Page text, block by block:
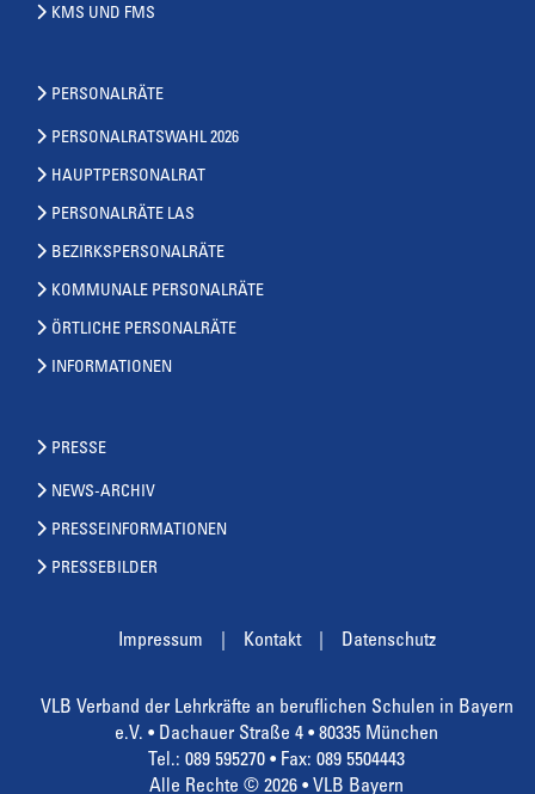
KMS UND FMS
PERSONALRÄTE
PERSONALRATSWAHL 2026
HAUPTPERSONALRAT
PERSONALRÄTE LAS
BEZIRKSPERSONALRÄTE
KOMMUNALE PERSONALRÄTE
ÖRTLICHE PERSONALRÄTE
INFORMATIONEN
PRESSE
NEWS-ARCHIV
PRESSEINFORMATIONEN
PRESSEBILDER
Impressum Kontakt Datenschutz
VLB Verband der Lehrkräfte an beruflichen Schulen in Bayern
e.V. • Dachauer Straße 4 • 80335 München
Tel.: 089 595270 • Fax: 089 5504443
Alle Rechte © 2026 • VLB Bayern